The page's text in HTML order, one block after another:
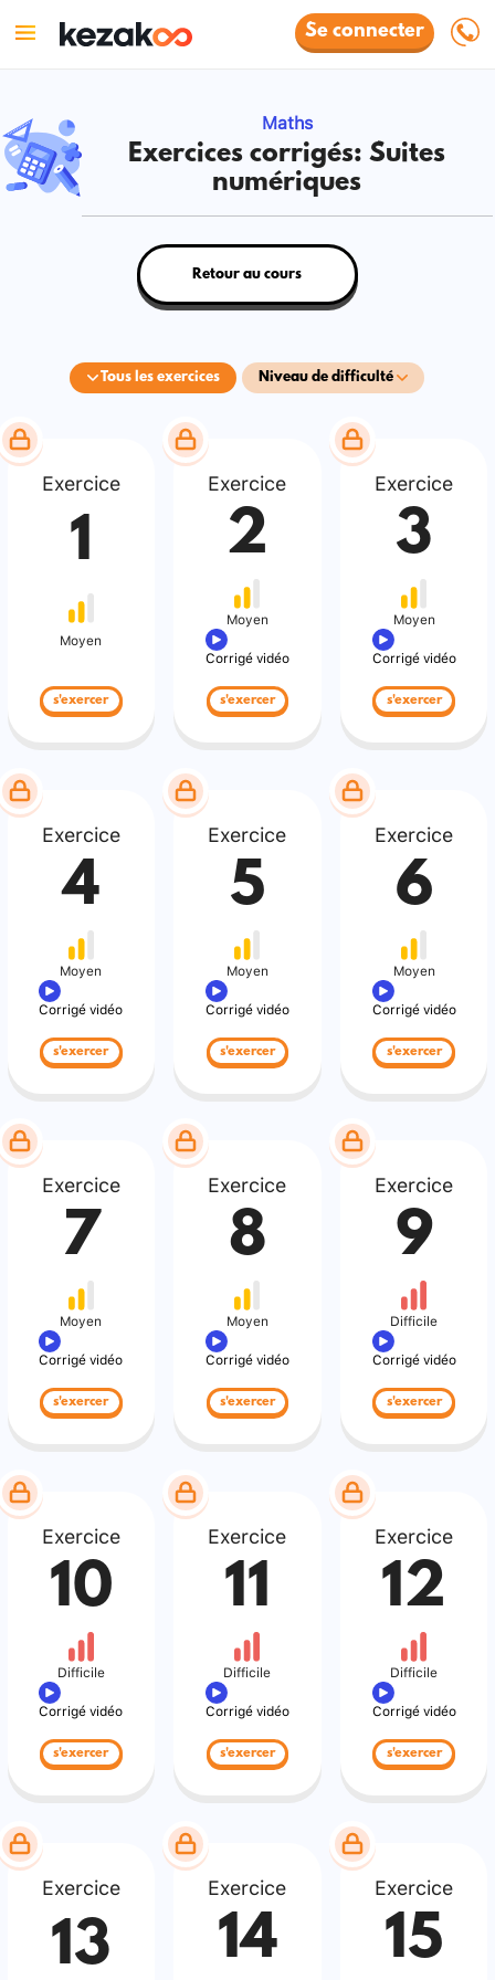
Se connecter
Maths
Exercices corrigés: Suites
numériques
Tous les exercices Niveau de difficulté
Retour au cours
Exercice
1
Moyen
s'exercer
Exercice
2
Moyen
Corrigé vidéo
s'exercer
Exercice
3
Moyen
Corrigé vidéo
s'exercer
Exercice
4
Moyen
Corrigé vidéo
s'exercer
Exercice
5
Moyen
Corrigé vidéo
s'exercer
Exercice
6
Moyen
Corrigé vidéo
s'exercer
Exercice
7
Moyen
Corrigé vidéo
s'exercer
Exercice
8
Moyen
Corrigé vidéo
s'exercer
Exercice
9
Difficile
Corrigé vidéo
s'exercer
Exercice
10
Difficile
Corrigé vidéo
s'exercer
Exercice
11
Difficile
Corrigé vidéo
s'exercer
Exercice
12
Difficile
Corrigé vidéo
s'exercer
Exercice
13
Exercice
14
Exercice
15